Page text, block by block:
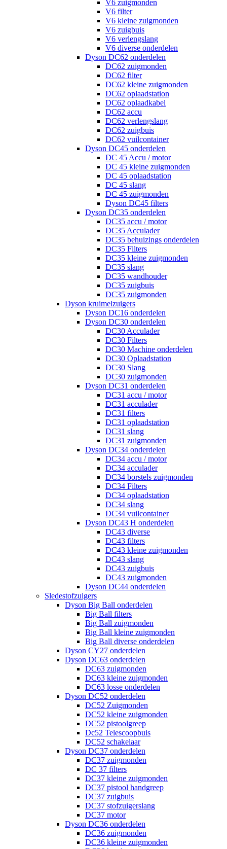
V6 zuigmonden
V6 filter
V6 kleine zuigmonden
V6 zuigbuis
V6 verlengslang
V6 diverse onderdelen
Dyson DC62 onderdelen
DC62 zuigmonden
DC62 filter
DC62 kleine zuigmonden
DC62 oplaadstation
DC62 oplaadkabel
DC62 accu
DC62 verlengslang
DC62 zuigbuis
DC62 vuilcontainer
Dyson DC45 onderdelen
DC 45 Accu / motor
DC 45 kleine zuigmonden
DC 45 oplaadstation
DC 45 slang
DC 45 zuigmonden
Dyson DC45 filters
Dyson DC35 onderdelen
DC35 accu / motor
DC35 Acculader
DC35 behuizings onderdelen
DC35 Filters
DC35 kleine zuigmonden
DC35 slang
DC35 wandhouder
DC35 zuigbuis
DC35 zuigmonden
Dyson kruimelzuigers
Dyson DC16 onderdelen
Dyson DC30 onderdelen
DC30 Acculader
DC30 Filters
DC30 Machine onderdelen
DC30 Oplaadstation
DC30 Slang
DC30 zuigmonden
Dyson DC31 onderdelen
DC31 accu / motor
DC31 acculader
DC31 filters
DC31 oplaadstation
DC31 slang
DC31 zuigmonden
Dyson DC34 onderdelen
DC34 accu / motor
DC34 acculader
DC34 borstels zuigmonden
DC34 Filters
DC34 oplaadstation
DC34 slang
DC34 vuilcontainer
Dyson DC43 H onderdelen
DC43 diverse
DC43 filters
DC43 kleine zuigmonden
DC43 slang
DC43 zuigbuis
DC43 zuigmonden
Dyson DC44 onderdelen
Sledestofzuigers
Dyson Big Ball onderdelen
Big Ball filters
Big Ball zuigmonden
Big Ball kleine zuigmonden
Big Ball diverse onderdelen
Dyson CY27 onderdelen
Dyson DC63 onderdelen
DC63 zuigmonden
DC63 kleine zuigmonden
DC63 losse onderdelen
Dyson DC52 onderdelen
DC52 Zuigmonden
DC52 kleine zuigmonden
DC52 pistoolgreep
Dc52 Telescoopbuis
DC52 schakelaar
Dyson DC37 onderdelen
DC37 zuigmonden
DC 37 filters
DC37 kleine zuigmonden
DC37 pistool handgreep
DC37 zuigbuis
DC37 stofzuigerslang
DC37 motor
Dyson DC36 onderdelen
DC36 zuigmonden
DC36 kleine zuigmonden